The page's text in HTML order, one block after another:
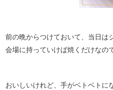
前の晩からつけておいて、当日は
会場に持っていけば焼くだけなの
おいしいけれど、手がベトベトに